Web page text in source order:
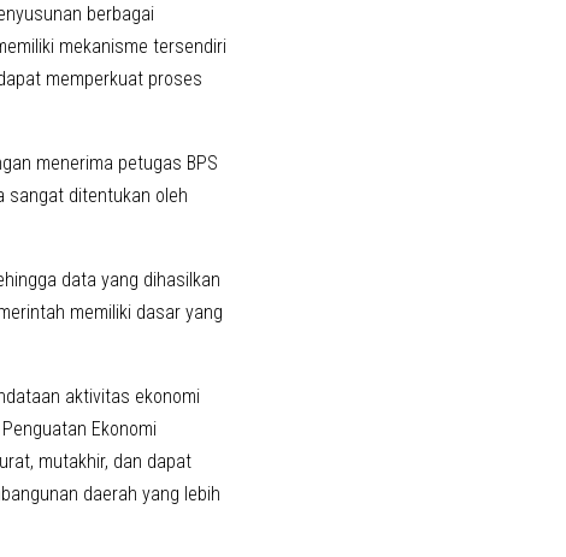
berbagai
mekanisme tersendiri
memperkuat proses
menerima petugas BPS
sangat ditentukan oleh
data yang dihasilkan
memiliki dasar yang
aktivitas ekonomi
Ekonomi
mutakhir, dan dapat
daerah yang lebih